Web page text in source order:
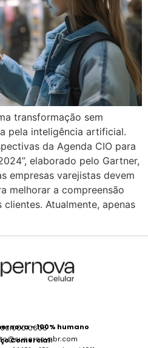
transformação sem
pela inteligência artificial.
da Agenda CIO para
elaborado pelo Gartner,
empresas varejistas devem
melhorar a compreensão
Atualmente, apenas
– 100% humano
Comercial: